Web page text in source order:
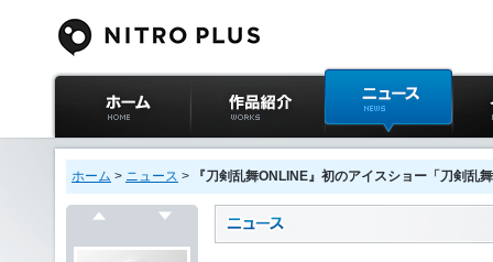
ニトロプラス公式
サイト ホーム
作品紹介 ニュース イベ
ホーム > ニュース > 『刀剣乱舞ONLINE』初のアイスショー「刀剣